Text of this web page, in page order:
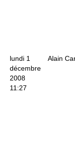
lundi 1
décembre
2008
11:27
Alain